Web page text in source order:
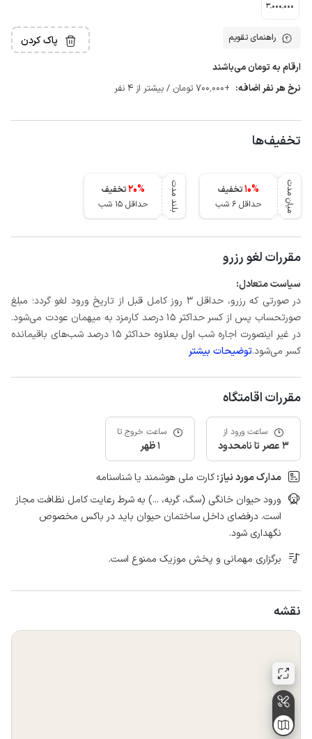
3٬000٬000
راهنمای تقویم پاک کردن
ارقام به تومان می‌باشند
نرخ هر نفر اضافه: +700٬000 تومان / بیشتر از 4 نفر
تخفیف‌ها
میان مدت 10%
تخفیف
حداقل 6 شب
بلند مدت 20%
تخفیف
حداقل 15 شب
مقررات لغو رزرو
سیاست متعادل:
در صورتی که رزرو، حداقل 3 روز کامل قبل از تاریخ ورود لغو گردد؛ مبلغ
صورتحساب پس از کسر حداکثر 15 درصد کارمزد به میهمان عودت می‌شود.
در غیر اینصورت اجاره شب اول بعلاوه حداکثر 15 درصد شب‌های باقیمانده
کسر می‌شود.توضیحات بیشتر
مقررات اقامتگاه
ساعت ورود از
3 عصر تا نامحدود
ساعت خروج تا
1 ظهر
مدارک مورد نیاز:کارت ملی هوشمند یا شناسنامه
ورود حیوان خانگی (سگ، گربه، ...) به شرط رعایت کامل نظافت مجاز
است. درفضای داخل ساختمان حیوان باید در باکس مخصوص
نگهداری شود.
برگزاری مهمانی و پخش موزیک ممنوع است.
نقشه